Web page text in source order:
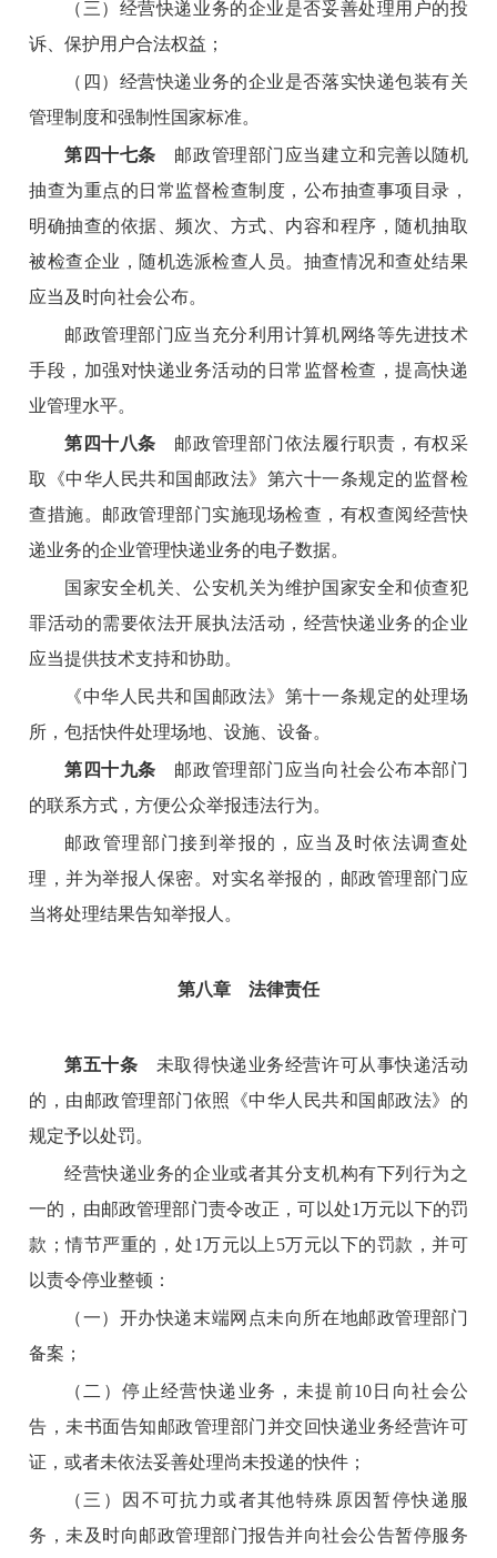
（三）经营快递业务的企业是否妥善处理用户的投
诉、保护用户合法权益；
（四）经营快递业务的企业是否落实快递包装有关
管理制度和强制性国家标准。
第四十七条 邮政管理部门应当建立和完善以随机
抽查为重点的日常监督检查制度，公布抽查事项目录，
明确抽查的依据、频次、方式、内容和程序，随机抽取
被检查企业，随机选派检查人员。抽查情况和查处结果
应当及时向社会公布。
邮政管理部门应当充分利用计算机网络等先进技术
手段，加强对快递业务活动的日常监督检查，提高快递
业管理水平。
第四十八条 邮政管理部门依法履行职责，有权采
取《中华人民共和国邮政法》第六十一条规定的监督检
查措施。邮政管理部门实施现场检查，有权查阅经营快
递业务的企业管理快递业务的电子数据。
国家安全机关、公安机关为维护国家安全和侦查犯
罪活动的需要依法开展执法活动，经营快递业务的企业
应当提供技术支持和协助。
《中华人民共和国邮政法》第十一条规定的处理场
所，包括快件处理场地、设施、设备。
第四十九条 邮政管理部门应当向社会公布本部门
的联系方式，方便公众举报违法行为。
邮政管理部门接到举报的，应当及时依法调查处
理，并为举报人保密。对实名举报的，邮政管理部门应
当将处理结果告知举报人。
第八章 法律责任
第五十条 未取得快递业务经营许可从事快递活动
的，由邮政管理部门依照《中华人民共和国邮政法》的
规定予以处罚。
经营快递业务的企业或者其分支机构有下列行为之
一的，由邮政管理部门责令改正，可以处1万元以下的罚
款；情节严重的，处1万元以上5万元以下的罚款，并可
以责令停业整顿：
（一）开办快递末端网点未向所在地邮政管理部门
备案；
（二）停止经营快递业务，未提前10日向社会公
告，未书面告知邮政管理部门并交回快递业务经营许可
证，或者未依法妥善处理尚未投递的快件；
（三）因不可抗力或者其他特殊原因暂停快递服
务，未及时向邮政管理部门报告并向社会公告暂停服务